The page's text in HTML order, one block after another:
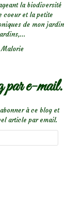
la biodiversité
coeur et la petite
de mon jardin
par e-mail.
à ce blog et
article par email.